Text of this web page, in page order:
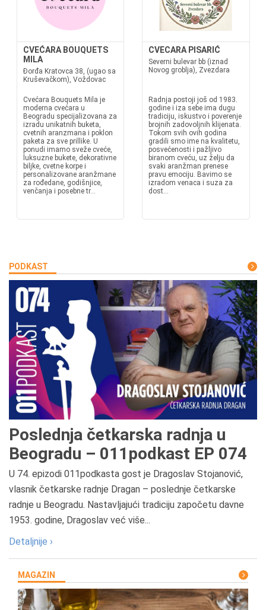
CVEĆARA BOUQUETS
MILA
Đorđa Kratovca 38, (ugao sa
Kruševačkom), Voždovac
Cvećara Bouquets Mila je
moderna cvećara u
Beogradu specijalizovana za
izradu unikatnih buketa,
cvetnih aranzmana i poklon
paketa za sve prillike. U
ponudi imamo sveže cveće,
luksuzne bukete, dekorativne
biljke, cvetne korpe i
personalizovane aranžmane
za rođedane, godišnjice,
venčanja i posebne tr...
CVECARA PISARIĆ
Severni bulevar bb (iznad
Novog groblja), Zvezdara
Radnja postoji još od 1983.
godine i iza sebe ima dugu
tradiciju, iskustvo i poverenje
brojnih zadovoljnih klijenata.
Tokom svih ovih godina
gradili smo ime na kvalitetu,
posvećenosti i pažljivo
biranom cveću, uz želju da
svaki aranžman prenese
pravu emociju. Bavimo se
izradom venaca i suza za
dost...
PODKAST
Poslednja četkarska radnja u
Beogradu – 011podkast EP 074
U 74. epizodi 011podkasta gost je Dragoslav Stojanović,
vlasnik četkarske radnje Dragan – poslednje četkarske
radnje u Beogradu. Nastavljajući tradiciju započetu davne
1953. godine, Dragoslav već više...
Detaljnije ›
MAGAZIN